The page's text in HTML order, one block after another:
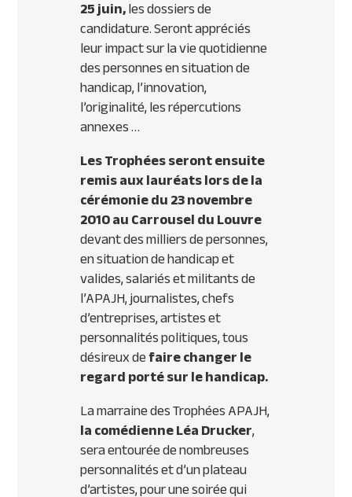
25 juin,les dossiers de
candidature. Seront appréciés
leur impact sur la vie quotidienne
des personnes en situation de
handicap, l’innovation,
l’originalité, les répercutions
annexes …
Les Trophées seront ensuite
remis aux lauréats lors de la
cérémonie du 23 novembre
2010 au Carrousel du Louvre
devant des milliers de personnes,
en situation de handicap et
valides, salariés et militants de
l’APAJH, journalistes, chefs
d’entreprises, artistes et
personnalités politiques, tous
désireux defaire changer le
regard porté sur le handicap.
La marraine des TrophéesAPAJH,
la comédienne Léa Drucker,
sera entourée de nombreuses
personnalités et d’un plateau
d’artistes, pour une soirée qui